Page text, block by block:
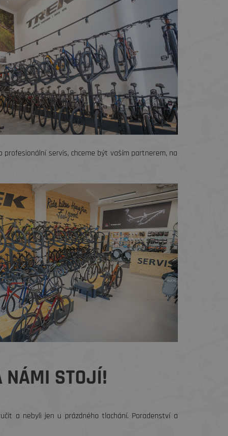
servis, chceme být vaším partnerem, na
NÁMI STOJÍ!
a nebyli jen u prázdného tlachání. Poradenství a